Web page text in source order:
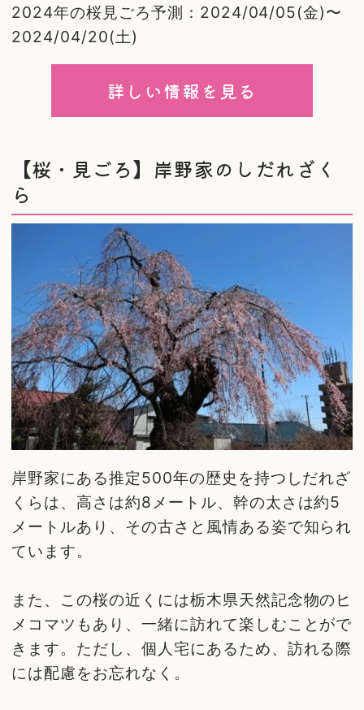
2024年の桜見ごろ予測：2024/04/05(金)〜
2024/04/20(土)
詳しい情報を見る
【桜・見ごろ】岸野家のしだれざく
ら
岸野家にある推定500年の歴史を持つしだれざ
くらは、高さは約8メートル、幹の太さは約5
メートルあり、その古さと風情ある姿で知られ
ています。
また、この桜の近くには栃木県天然記念物のヒ
メコマツもあり、一緒に訪れて楽しむことがで
きます。ただし、個人宅にあるため、訪れる際
には配慮をお忘れなく。